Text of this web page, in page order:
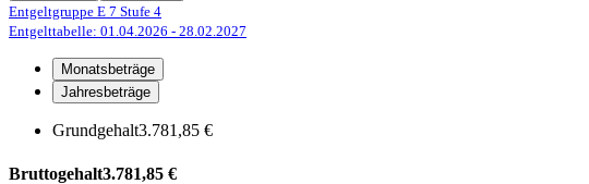
Entgeltgruppe E 7 Stufe 4
Entgelttabelle: 01.04.2026 - 28.02.2027
Monatsbeträge
Jahresbeträge
Grundgehalt3.781,85 €
Bruttogehalt3.781,85 €